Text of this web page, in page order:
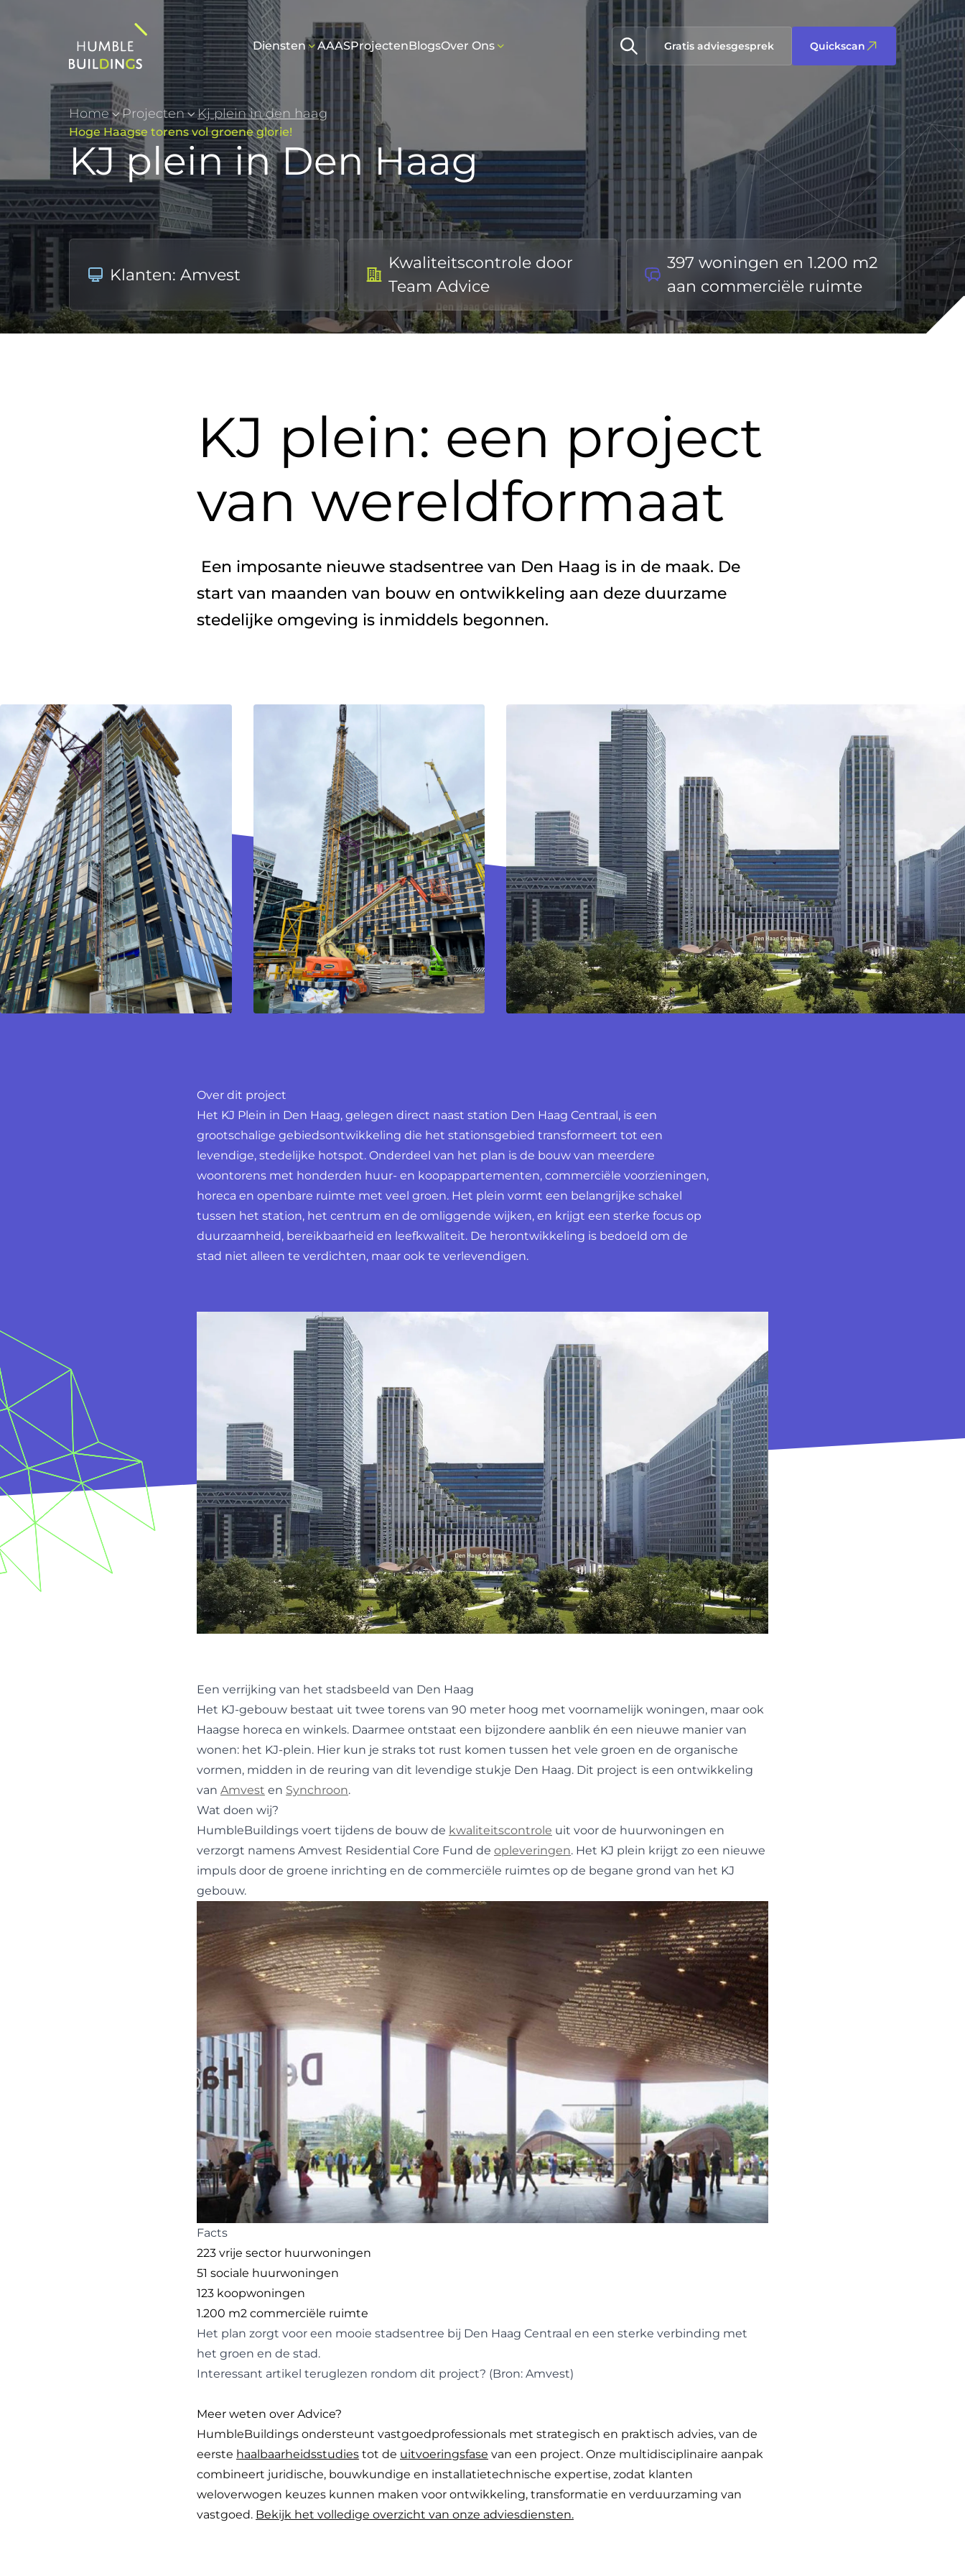
Diensten AAASProjectenBlogsOver Ons Gratis adviesgesprek Quickscan
Home Projecten Kj plein in den haag
Hoge Haagse torens vol groene glorie!
KJ plein in Den Haag
Klanten: Amvest
Kwaliteitscontrole door
Team Advice
397 woningen en 1.200 m2
aan commerciële ruimte
KJ plein: een project
van wereldformaat
start van maanden van bouw en ontwikkeling aan deze duurzame
stedelijke omgeving is inmiddels begonnen.
Over dit project
Het KJ Plein in Den Haag, gelegen direct naast station Den Haag Centraal, is een
grootschalige gebiedsontwikkeling die het stationsgebied transformeert tot een
levendige, stedelijke hotspot. Onderdeel van het plan is de bouw van meerdere
woontorens met honderden huur- en koopappartementen, commerciële voorzieningen,
horeca en openbare ruimte met veel groen. Het plein vormt een belangrijke schakel
tussen het station, het centrum en de omliggende wijken, en krijgt een sterke focus op
duurzaamheid, bereikbaarheid en leefkwaliteit. De herontwikkeling is bedoeld om de
stad niet alleen te verdichten, maar ook te verlevendigen.
Een verrijking van het stadsbeeld van Den Haag
Het KJ-gebouw bestaat uit twee torens van 90 meter hoog met voornamelijk woningen, maar ook
Haagse horeca en winkels. Daarmee ontstaat een bijzondere aanblik én een nieuwe manier van
wonen: het KJ-plein. Hier kun je straks tot rust komen tussen het vele groen en de organische
vormen, midden in de reuring van dit levendige stukje Den Haag. Dit project is een ontwikkeling
van Amvest en Synchroon.
Wat doen wij?
HumbleBuildings voert tijdens de bouw de kwaliteitscontrole uit voor de huurwoningen en
verzorgt namens Amvest Residential Core Fund de opleveringen. Het KJ plein krijgt zo een nieuwe
impuls door de groene inrichting en de commerciële ruimtes op de begane grond van het KJ
gebouw.
Facts
223 vrije sector huurwoningen
51 sociale huurwoningen
123 koopwoningen
1.200 m2 commerciële ruimte
Het plan zorgt voor een mooie stadsentree bij Den Haag Centraal en een sterke verbinding met
het groen en de stad.
Interessant artikel teruglezen rondom dit project? (Bron: Amvest)
Meer weten over Advice?
HumbleBuildings ondersteunt vastgoedprofessionals met strategisch en praktisch advies, van de
eerste haalbaarheidsstudies tot de uitvoeringsfase van een project. Onze multidisciplinaire aanpak
combineert juridische, bouwkundige en installatietechnische expertise, zodat klanten
weloverwogen keuzes kunnen maken voor ontwikkeling, transformatie en verduurzaming van
vastgoed. Bekijk het volledige overzicht van onze adviesdiensten.